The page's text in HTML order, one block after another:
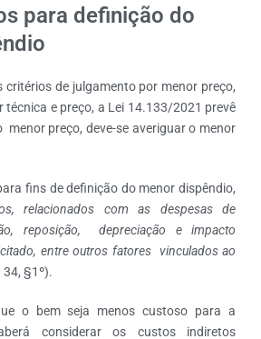
para definição do
critérios de julgamento por menor preço,
e preço, a Lei 14.133/2021 prevê
menor preço, deve-se averiguar o menor
fins de definição do menor dispêndio,
relacionados com as despesas de
reposição, depreciação e impacto
entre outros fatores vinculados ao
34, §1º).
o bem seja menos custoso para a
considerar os custos indiretos